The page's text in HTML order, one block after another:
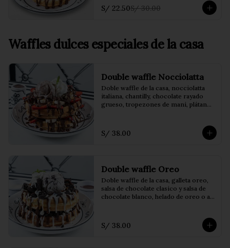
(Café o iced coffee)
S/ 22.50S/ 30.00
Waffles dulces especiales de la casa
Double waffle Nocciolatta
Doble waffle de la casa, nocciolatta
italiana, chantilly, chocolate rayado
grueso, tropezones de mani, plátano
S/ 38.00
Double waffle Oreo
Doble waffle de la casa, galleta oreo,
salsa de chocolate clasico y salsa de
chocolate blanco, helado de oreo o a
S/ 38.00